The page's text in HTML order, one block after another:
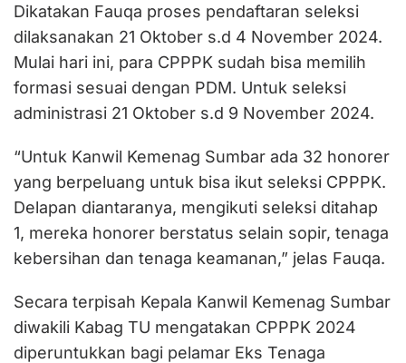
Dikatakan Fauqa proses pendaftaran seleksi
dilaksanakan 21 Oktober s.d 4 November 2024.
Mulai hari ini, para CPPPK sudah bisa memilih
formasi sesuai dengan PDM. Untuk seleksi
administrasi 21 Oktober s.d 9 November 2024.
“Untuk Kanwil Kemenag Sumbar ada 32 honorer
yang berpeluang untuk bisa ikut seleksi CPPPK.
Delapan diantaranya, mengikuti seleksi ditahap
1, mereka honorer berstatus selain sopir, tenaga
kebersihan dan tenaga keamanan,” jelas Fauqa.
Secara terpisah Kepala Kanwil Kemenag Sumbar
diwakili Kabag TU mengatakan CPPPK 2024
diperuntukkan bagi pelamar Eks Tenaga